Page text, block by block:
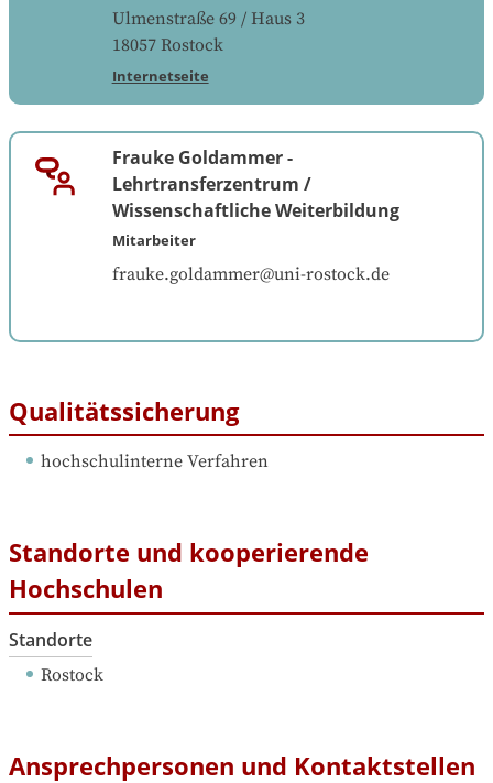
Ulmenstraße 69 / Haus 3
18057 Rostock
Internetseite
Frauke Goldammer -
Lehrtransferzentrum /
Wissenschaftliche Weiterbildung
Mitarbeiter
frauke.goldammer@uni-rostock.de
Qualitätssicherung
hochschulinterne Verfahren
Standorte und kooperierende
Hochschulen
Standorte
Rostock
Ansprechpersonen und Kontaktstellen